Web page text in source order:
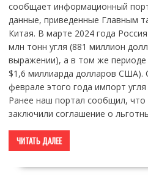
сообщает информационный
данные, приведенные Главным
Китая. В марте 2024 года
млн тонн угля (881 миллион
выражении), а в том же
$1,6 миллиарда долларов США).
феврале этого года импорт
Ранее наш портал сообщил,
заключили соглашение о
ЧИТАТЬ ДАЛЕЕ